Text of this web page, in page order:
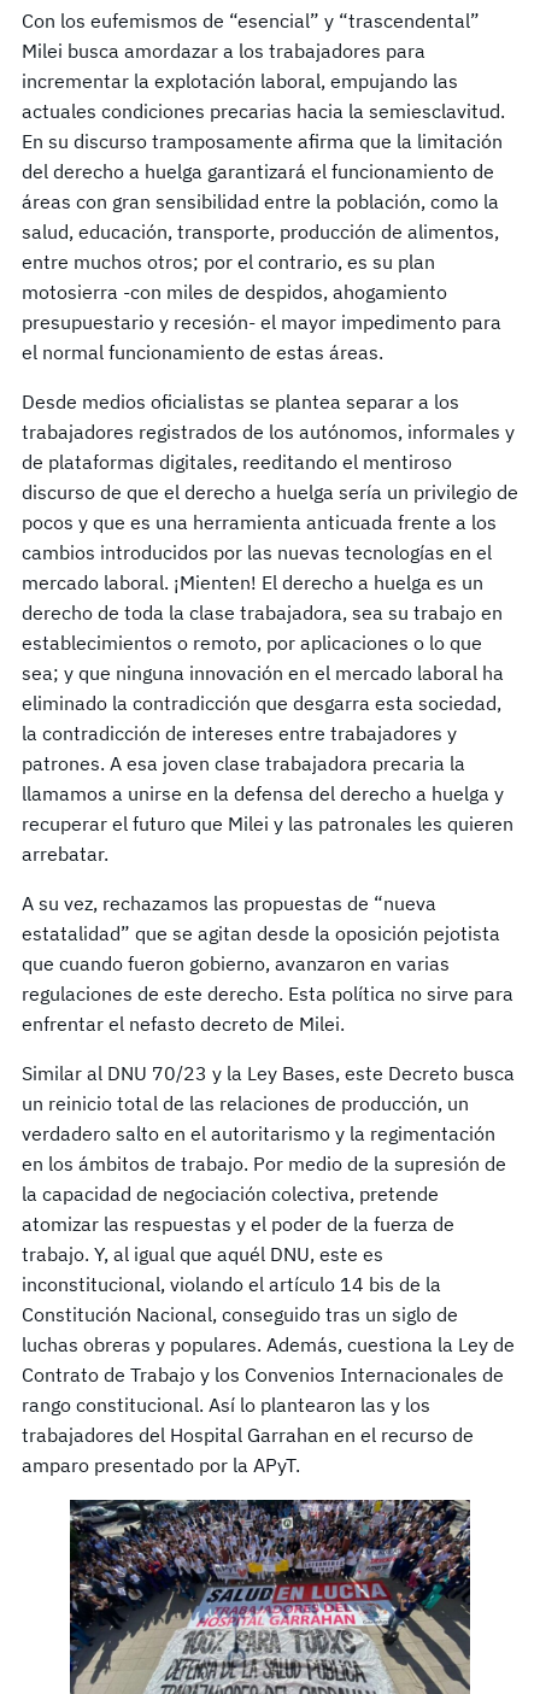
Con los eufemismos de “esencial” y “trascendental”
Milei busca amordazar a los trabajadores para
incrementar la explotación laboral, empujando las
actuales condiciones precarias hacia la semiesclavitud.
En su discurso tramposamente afirma que la limitación
del derecho a huelga garantizará el funcionamiento de
áreas con gran sensibilidad entre la población, como la
salud, educación, transporte, producción de alimentos,
entre muchos otros; por el contrario, es su plan
motosierra -con miles de despidos, ahogamiento
presupuestario y recesión- el mayor impedimento para
el normal funcionamiento de estas áreas.
Desde medios oficialistas se plantea separar a los
trabajadores registrados de los autónomos, informales y
de plataformas digitales, reeditando el mentiroso
discurso de que el derecho a huelga sería un privilegio de
pocos y que es una herramienta anticuada frente a los
cambios introducidos por las nuevas tecnologías en el
mercado laboral. ¡Mienten! El derecho a huelga es un
derecho de toda la clase trabajadora, sea su trabajo en
establecimientos o remoto, por aplicaciones o lo que
sea; y que ninguna innovación en el mercado laboral ha
eliminado la contradicción que desgarra esta sociedad,
la contradicción de intereses entre trabajadores y
patrones. A esa joven clase trabajadora precaria la
llamamos a unirse en la defensa del derecho a huelga y
recuperar el futuro que Milei y las patronales les quieren
arrebatar.
A su vez, rechazamos las propuestas de “nueva
estatalidad” que se agitan desde la oposición pejotista
que cuando fueron gobierno, avanzaron en varias
regulaciones de este derecho. Esta política no sirve para
enfrentar el nefasto decreto de Milei.
Similar al DNU 70/23 y la Ley Bases, este Decreto busca
un reinicio total de las relaciones de producción, un
verdadero salto en el autoritarismo y la regimentación
en los ámbitos de trabajo. Por medio de la supresión de
la capacidad de negociación colectiva, pretende
atomizar las respuestas y el poder de la fuerza de
trabajo. Y, al igual que aquél DNU, este es
inconstitucional, violando el artículo 14 bis de la
Constitución Nacional, conseguido tras un siglo de
luchas obreras y populares. Además, cuestiona la Ley de
Contrato de Trabajo y los Convenios Internacionales de
rango constitucional. Así lo plantearon las y los
trabajadores del Hospital Garrahan en el recurso de
amparo presentado por la APyT.